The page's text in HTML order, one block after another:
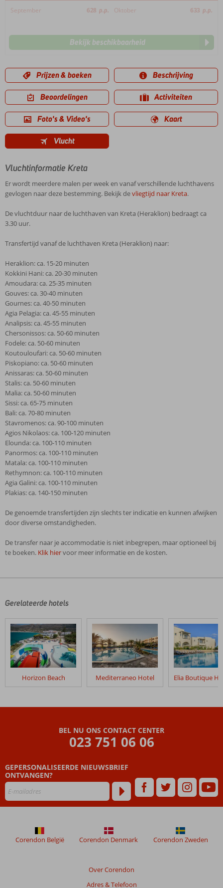
September 628 p.p. Oktober 633 p.p.
Bekijk beschikbaarheid
Prijzen & boeken Beschrijving
Beoordelingen Activiteiten
Foto's & Video's Kaart
Vlucht
Vluchtinformatie Kreta
Er wordt meerdere malen per week en vanaf verschillende luchthavens
gevlogen naar deze bestemming. Bekijk devliegtijd naar Kreta.
De vluchtduur naar de luchthaven van Kreta (Heraklion) bedraagt ca
3.30 uur.
Transfertijd vanaf de luchthaven Kreta (Heraklion) naar:
Heraklion: ca. 15-20 minuten
Kokkini Hani: ca. 20-30 minuten
Amoudara: ca. 25-35 minuten
Gouves: ca. 30-40 minuten
Gournes: ca. 40-50 minuten
Agia Pelagia: ca. 45-55 minuten
Analipsis: ca. 45-55 minuten
Chersonissos: ca. 50-60 minuten
Fodele: ca. 50-60 minuten
Koutouloufari: ca. 50-60 minuten
Piskopiano: ca. 50-60 minuten
Anissaras: ca. 50-60 minuten
Stalis: ca. 50-60 minuten
Malia: ca. 50-60 minuten
Sissi: ca. 65-75 minuten
Bali: ca. 70-80 minuten
Stavromenos: ca. 90-100 minuten
Agios Nikolaos: ca. 100-120 minuten
Elounda: ca. 100-110 minuten
Panormos: ca. 100-110 minuten
Matala: ca. 100-110 minuten
Rethymnon: ca. 100-110 minuten
Agia Galini: ca. 100-110 minuten
Plakias: ca. 140-150 minuten
De genoemde transfertijden zijn slechts ter indicatie en kunnen afwijken
door diverse omstandigheden.
De transfer naar je accommodatie is niet inbegrepen, maar optioneel bij
te boeken. Klik hiervoor meer informatie en de kosten.
door
klanten
geschreven
na
hun
verblijf
Semiramis
48
maanden
meer
om
de
Gerelateerde hotels
Horizon Beach Mediterraneo Hotel
BEL NU ONS CONTACT CENTER
023 751 06 06
GEPERSONALISEERDE NIEUWSBRIEF
ONTVANGEN?
Over Corendon
Adres & Telefoon
Corendon België Corendon Denmark Corendon Zweden